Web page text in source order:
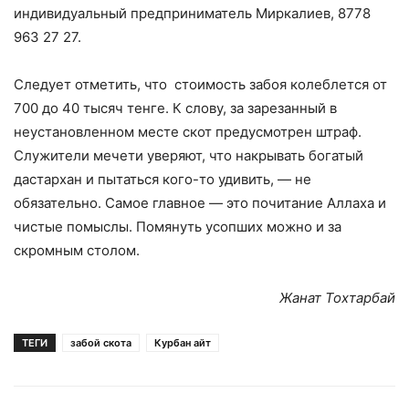
индивидуальный предприниматель Миркалиев, 8778
963 27 27.
Следует отметить, что стоимость забоя колеблется от
700 до 40 тысяч тенге. К слову, за зарезанный в
неустановленном месте скот предусмотрен штраф.
Служители мечети уверяют, что накрывать богатый
дастархан и пытаться кого-то удивить, — не
обязательно. Самое главное — это почитание Аллаха и
чистые помыслы. Помянуть усопших можно и за
скромным столом.
Жанат Тохтарбай
ТЕГИ забой скота Курбан айт